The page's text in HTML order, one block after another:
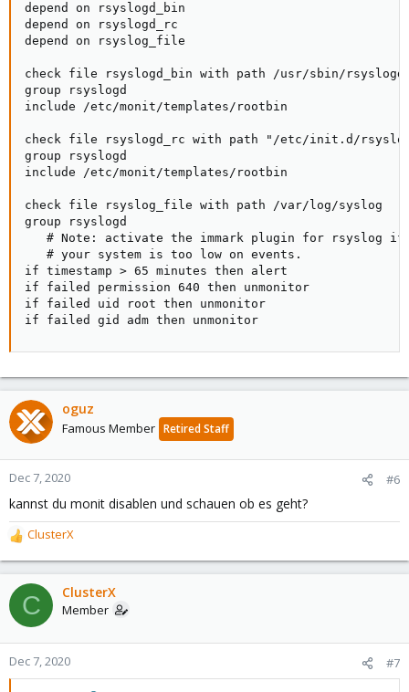
depend on rsyslogd_bin
depend on rsyslogd_rc
depend on rsyslog_file
check file rsyslogd_bin with path /usr/sbin/rsyslogd
group rsyslogd
include /etc/monit/templates/rootbin
check file rsyslogd_rc with path "/etc/init.d/
group rsyslogd
include /etc/monit/templates/rootbin
check file rsyslog_file with path /var/log/syslog
group rsyslogd
   # Note: activate the immark plugin for rsyslog if
   # your system is too low on events.
if timestamp > 65 minutes then alert
if failed permission 640 then unmonitor
if failed uid root then unmonitor
if failed gid adm then unmonitor
oguz
Famous Member Retired Staff
Dec 7, 2020 #6
kannst du monit disablen und schauen ob es geht?
R
e
a
c
t
o
n
ClusterX
C ClusterX
Member
Dec 7, 2020 #7